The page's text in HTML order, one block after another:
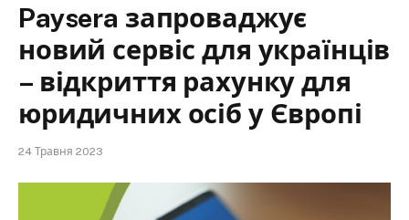
Paysera запроваджує
новий сервіс для українців
– відкриття рахунку для
юридичних осіб у Європі
24 Травня 2023